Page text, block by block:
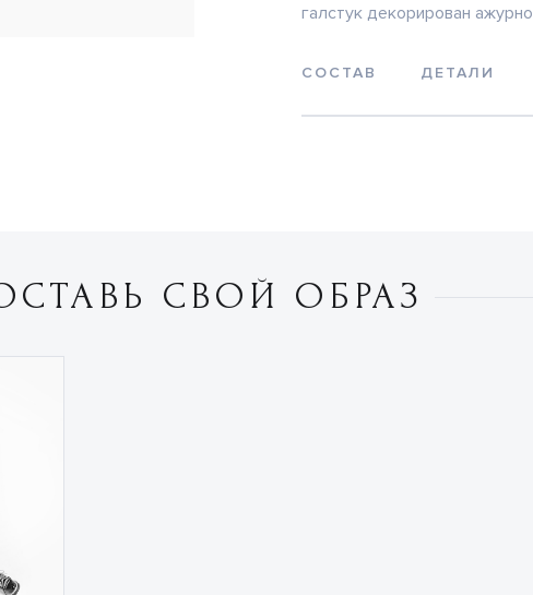
галстук декорирован
СОСТАВ ДЕТАЛИ
СВОЙ ОБРАЗ